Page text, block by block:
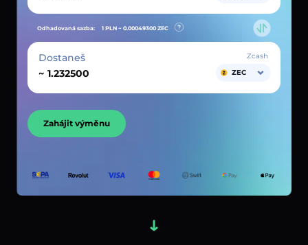
Odhadovaná sazba: 1 PLN ~ 0.00049300 ZEC
Dostaneš
~
Zcash
ZEC
Zahájit výměnu